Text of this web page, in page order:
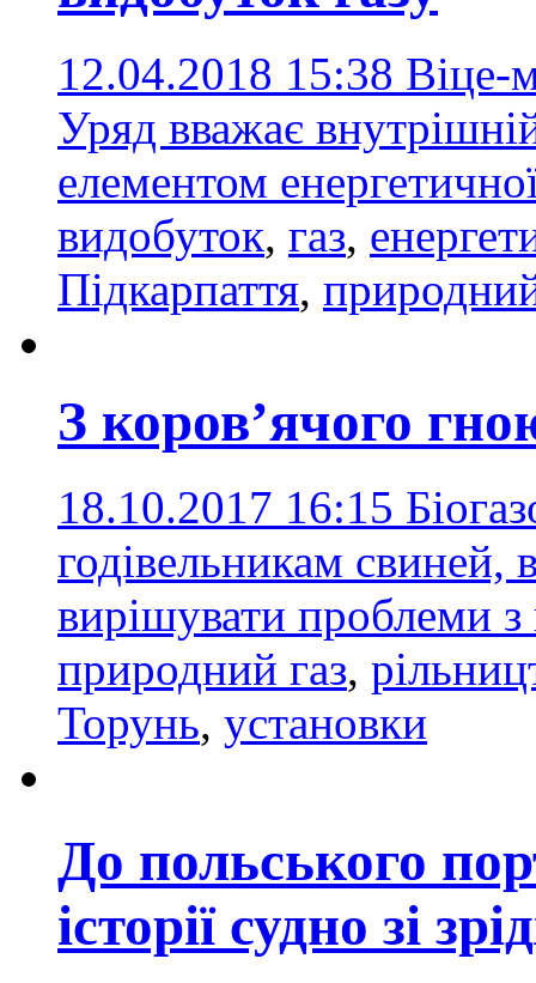
12.04.2018 15:38 Віце-
Уряд вважає
елементом
видобуток, газ,
Підкарпаття,
З коров’ячого
18.10.2017 16:15
годівельникам свиней,
вирішувати проблеми
природний газ,
Торунь, установки
До польського
історії судно зі